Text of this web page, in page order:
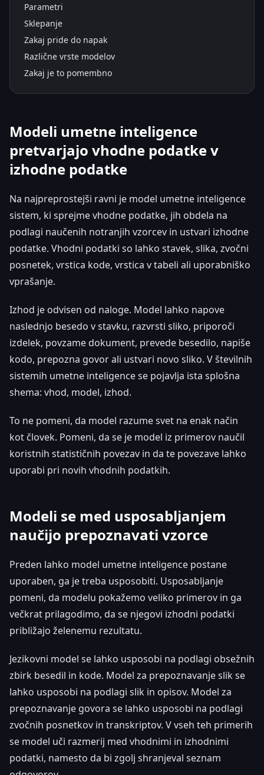
Parametri
Sklepanje
Zakaj pride do napak
Različne vrste modelov
Zakaj je to pomembno
Modeli umetne inteligence
pretvarjajo vhodne podatke v
izhodne podatke
Na najpreprostejši ravni je model umetne inteligence
sistem, ki sprejme vhodne podatke, jih obdela na
podlagi naučenih notranjih vzorcev in ustvari izhodne
podatke. Vhodni podatki so lahko stavek, slika, zvočni
posnetek, vrstica kode, vrstica v tabeli ali uporabniško
vprašanje.
Izhod je odvisen od naloge. Model lahko napove
naslednjo besedo v stavku, razvrsti sliko, priporoči
izdelek, povzame dokument, prevede besedilo, napiše
kodo, prepozna govor ali ustvari novo sliko. V številnih
sistemih umetne inteligence se pojavlja ista splošna
shema: vhod, model, izhod.
To ne pomeni, da model razume svet na enak način
kot človek. Pomeni, da se je model iz primerov naučil
koristnih statističnih povezav in da te povezave lahko
uporabi pri novih vhodnih podatkih.
Modeli se med usposabljanjem
naučijo prepoznavati vzorce
Preden lahko model umetne inteligence postane
uporaben, ga je treba usposobiti. Usposabljanje
pomeni, da modelu pokažemo veliko primerov in ga
večkrat prilagodimo, da se njegovi izhodni podatki
približajo želenemu rezultatu.
Jezikovni model se lahko usposobi na podlagi obsežnih
zbirk besedil in kode. Model za prepoznavanje slik se
lahko usposobi na podlagi slik in opisov. Model za
prepoznavanje govora se lahko usposobi na podlagi
zvočnih posnetkov in transkriptov. V vseh teh primerih
se model uči razmerij med vhodnimi in izhodnimi
podatki, namesto da bi zgolj shranjeval seznam